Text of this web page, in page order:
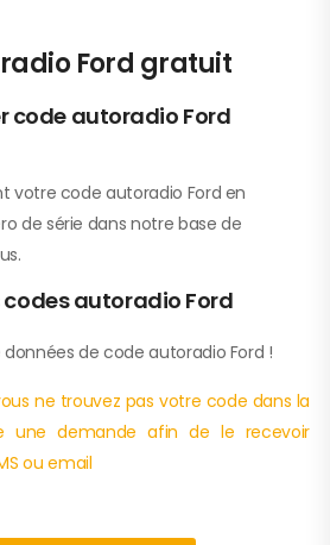
Ford gratuit
code autoradio Ford
votre code autoradio Ford en
de série dans notre base de
autoradio Ford
de code autoradio Ford !
ne trouvez pas votre code dans la
une demande afin de le recevoir
ou email